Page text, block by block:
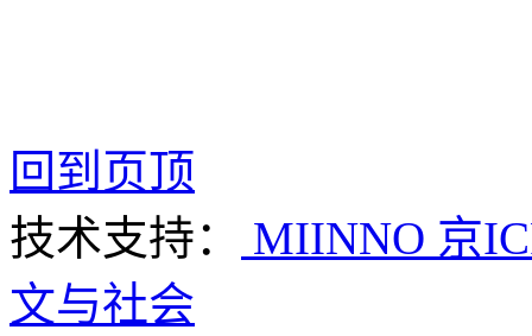
回到页顶
技术支持：
MIINNO 京
文与社会